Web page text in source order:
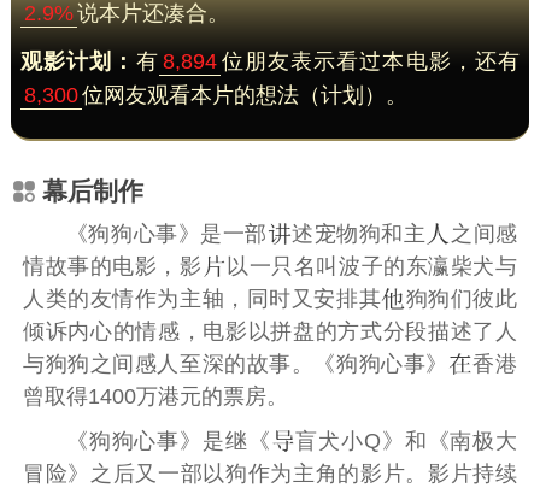
2.9%说本片还凑合。
观影计划： 有 8,894 位朋友表示看过本电影，还有
8,300位网友观看本片的想法（计划）。
幕后制作
《狗狗心事》是一部 述宠物狗和主
之间感
情故事的电影，影
以一只名叫波子的东瀛柴犬与
人类的友情作为主轴，同时又安排其
狗狗们彼此
倾诉内心的情感，电影以拼盘的方式分段描述了人
与狗狗之间感人至深的故事。《狗狗心事》
香港
曾取得1400万港元的票房。
《狗狗心事》是继《
盲犬小Q 》和《南极大
冒险》之后又一部以狗作为主角的影片。影片持续